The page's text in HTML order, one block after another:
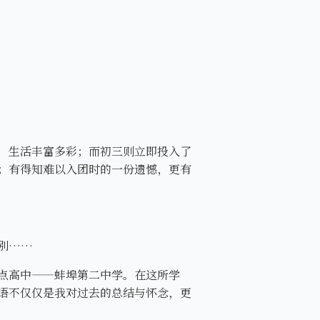
生活丰富多彩；而初三则立即投入了
有得知难以入团时的一份遗憾，更有
别……
高中——蚌埠第二中学。在这所学
不仅仅是我对过去的总结与怀念，更